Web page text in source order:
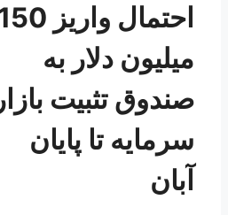
احتمال واریز 150
میلیون دلار به
صندوق تثبیت بازار
سرمایه تا پایان
آبان